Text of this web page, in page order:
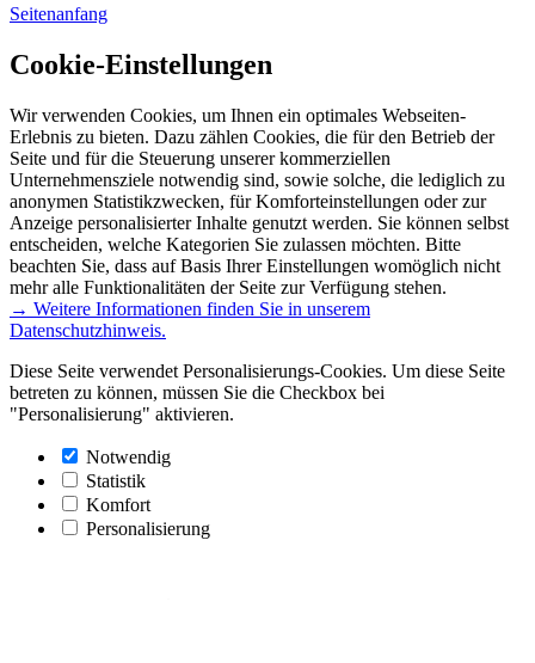
Seitenanfang
Cookie-Einstellungen
Wir verwenden Cookies, um Ihnen ein optimales Webseiten-
Erlebnis zu bieten. Dazu zählen Cookies, die für den Betrieb der
Seite und für die Steuerung unserer kommerziellen
Unternehmensziele notwendig sind, sowie solche, die lediglich zu
anonymen Statistikzwecken, für Komforteinstellungen oder zur
Anzeige personalisierter Inhalte genutzt werden. Sie können selbst
entscheiden, welche Kategorien Sie zulassen möchten. Bitte
beachten Sie, dass auf Basis Ihrer Einstellungen womöglich nicht
mehr alle Funktionalitäten der Seite zur Verfügung stehen.
→ Weitere Informationen finden Sie in unserem
Datenschutzhinweis.
Diese Seite verwendet Personalisierungs-Cookies. Um diese Seite
betreten zu können, müssen Sie die Checkbox bei
"Personalisierung" aktivieren.
Notwendig
Statistik
Komfort
Personalisierung